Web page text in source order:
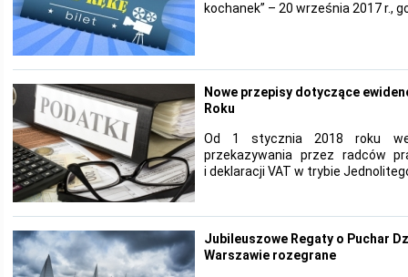
kochanek” – 20 września 2017 r.,
Nowe przepisy dotyczące
Roku
Od 1 stycznia 2018 roku
przekazywania przez radców
i deklaracji VAT w trybie
Jubileuszowe Regaty o Puchar
Warszawie rozegrane